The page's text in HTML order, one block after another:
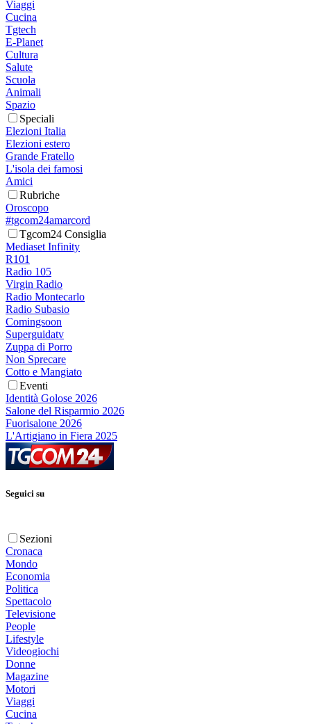
Viaggi
Cucina
Tgtech
E-Planet
Cultura
Salute
Scuola
Animali
Spazio
Speciali
Elezioni Italia
Elezioni estero
Grande Fratello
L'isola dei famosi
Amici
Rubriche
Oroscopo
#tgcom24amarcord
Tgcom24 Consiglia
Mediaset Infinity
R101
Radio 105
Virgin Radio
Radio Montecarlo
Radio Subasio
Comingsoon
Superguidatv
Zuppa di Porro
Non Sprecare
Cotto e Mangiato
Eventi
Identità Golose 2026
Salone del Risparmio 2026
Fuorisalone 2026
L'Artigiano in Fiera 2025
Seguici su
Sezioni
Cronaca
Mondo
Economia
Politica
Spettacolo
Televisione
People
Lifestyle
Videogiochi
Donne
Magazine
Motori
Viaggi
Cucina